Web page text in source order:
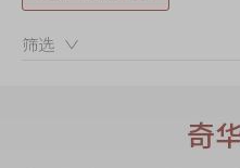
筛选：
奇